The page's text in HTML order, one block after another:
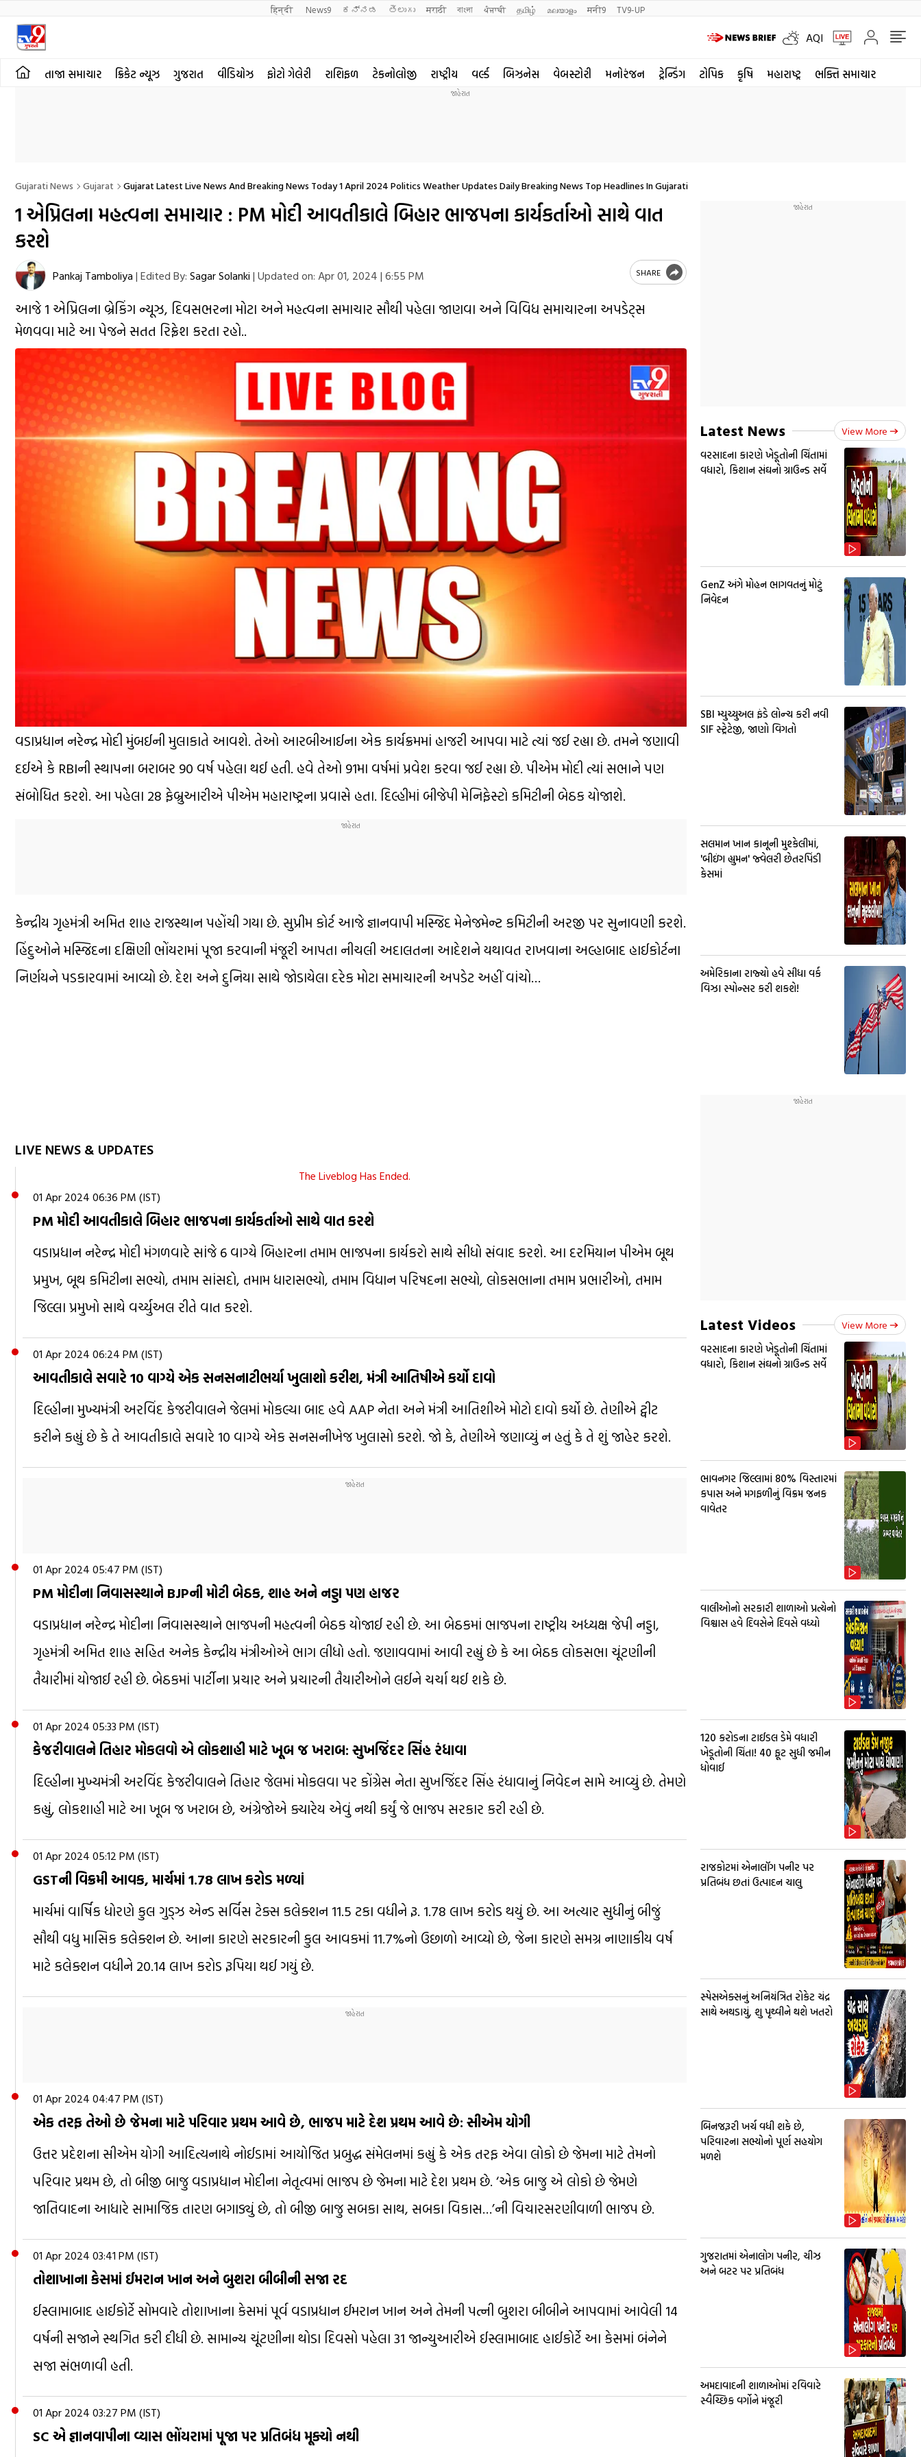
हिन्दी News9 ಕನ್ನಡ తెలుగు मराठी বাংলা ਪੰਜਾਬੀ தமிழ் മലയാളം मनी9 TV9-UP
AQI
તાજા સમાચાર ક્રિકેટ ન્યૂઝ ગુજરાત વીડિયોઝ ફોટો ગેલેરી રાશિફળ ટેકનોલોજી રાષ્ટ્રીય વર્લ્ડ બિઝનેસ વેબસ્ટોરી મનોરંજન ટ્રેન્ડિંગ ટોપિક કૃષિ મહારાષ્ટ્ર ભક્તિ સમાચાર
Gujarati News Gujarat Gujarat Latest Live News And Breaking News Today 1 April 2024 Politics Weather Updates Daily Breaking News Top Headlines In Gujarati
1 એપ્રિલના મહત્વના સમાચાર : PM મોદી આવતીકાલે બિહાર ભાજપના કાર્યકર્તાઓ સાથે વાત
કરશે
Pankaj Tamboliya | Edited By: Sagar Solanki | Updated on: Apr 01, 2024 | 6:55 PM SHARE
આજે 1 એપ્રિલના બ્રેકિંગ ન્યૂઝ, દિવસભરના મોટા અને મહત્વના સમાચાર સૌથી પહેલા જાણવા અને વિવિધ સમાચારના અપડેટ્સ
મેળવવા માટે આ પેજને સતત રિફ્રેશ કરતા રહો..
વડાપ્રધાન નરેન્દ્ર મોદી મુંબઈની મુલાકાતે આવશે. તેઓ આરબીઆઈના એક કાર્યક્રમમાં હાજરી આપવા માટે ત્યાં જઈ રહ્યા છે. તમને જણાવી
દઈએ કે RBIની સ્થાપના બરાબર 90 વર્ષ પહેલા થઈ હતી. હવે તેઓ 91મા વર્ષમાં પ્રવેશ કરવા જઈ રહ્યા છે. પીએમ મોદી ત્યાં સભાને પણ
સંબોધિત કરશે. આ પહેલા 28 ફેબ્રુઆરીએ પીએમ મહારાષ્ટ્રના પ્રવાસે હતા. દિલ્હીમાં બીજેપી મેનિફેસ્ટો કમિટીની બેઠક યોજાશે.
કેન્દ્રીય ગૃહમંત્રી અમિત શાહ રાજસ્થાન પહોંચી ગયા છે. સુપ્રીમ કોર્ટ આજે જ્ઞાનવાપી મસ્જિદ મેનેજમેન્ટ કમિટીની અરજી પર સુનાવણી કરશે.
હિંદુઓને મસ્જિદના દક્ષિણી ભોંયરામાં પૂજા કરવાની મંજૂરી આપતા નીચલી અદાલતના આદેશને યથાવત રાખવાના અલ્હાબાદ હાઈકોર્ટના
નિર્ણયને પડકારવામાં આવ્યો છે. દેશ અને દુનિયા સાથે જોડાયેલા દરેક મોટા સમાચારની અપડેટ અહીં વાંચો…
LIVE NEWS & UPDATES
The Liveblog Has Ended.
01 Apr 2024 06:36 PM (IST)
PM મોદી આવતીકાલે બિહાર ભાજપના કાર્યકર્તાઓ સાથે વાત કરશે
વડાપ્રધાન નરેન્દ્ર મોદી મંગળવારે સાંજે 6 વાગ્યે બિહારના તમામ ભાજપના કાર્યકરો સાથે સીધો સંવાદ કરશે. આ દરમિયાન પીએમ બૂથ
પ્રમુખ, બૂથ કમિટીના સભ્યો, તમામ સાંસદો, તમામ ધારાસભ્યો, તમામ વિધાન પરિષદના સભ્યો, લોકસભાના તમામ પ્રભારીઓ, તમામ
જિલ્લા પ્રમુખો સાથે વર્ચ્યુઅલ રીતે વાત કરશે.
01 Apr 2024 06:24 PM (IST)
આવતીકાલે સવારે 10 વાગ્યે એક સનસનાટીભર્યા ખુલાશો કરીશ, મંત્રી આતિષીએ કર્યો દાવો
દિલ્હીના મુખ્યમંત્રી અરવિંદ કેજરીવાલને જેલમાં મોકલ્યા બાદ હવે AAP નેતા અને મંત્રી આતિશીએ મોટો દાવો કર્યો છે. તેણીએ ટ્વીટ
કરીને કહ્યું છે કે તે આવતીકાલે સવારે 10 વાગ્યે એક સનસનીખેજ ખુલાસો કરશે. જો કે, તેણીએ જણાવ્યું ન હતું કે તે શું જાહેર કરશે.
01 Apr 2024 05:47 PM (IST)
PM મોદીના નિવાસસ્થાને BJPની મોટી બેઠક, શાહ અને નડ્ડા પણ હાજર
વડાપ્રધાન નરેન્દ્ર મોદીના નિવાસસ્થાને ભાજપની મહત્વની બેઠક યોજાઈ રહી છે. આ બેઠકમાં ભાજપના રાષ્ટ્રીય અધ્યક્ષ જેપી નડ્ડા,
ગૃહમંત્રી અમિત શાહ સહિત અનેક કેન્દ્રીય મંત્રીઓએ ભાગ લીધો હતો. જણાવવામાં આવી રહ્યું છે કે આ બેઠક લોકસભા ચૂંટણીની
તૈયારીમાં યોજાઈ રહી છે. બેઠકમાં પાર્ટીના પ્રચાર અને પ્રચારની તૈયારીઓને લઈને ચર્ચા થઈ શકે છે.
01 Apr 2024 05:33 PM (IST)
કેજરીવાલને તિહાર મોકલવો એ લોકશાહી માટે ખૂબ જ ખરાબ: સુખજિંદર સિંહ રંધાવા
દિલ્હીના મુખ્યમંત્રી અરવિંદ કેજરીવાલને તિહાર જેલમાં મોકલવા પર કોંગ્રેસ નેતા સુખજિંદર સિંહ રંધાવાનું નિવેદન સામે આવ્યું છે. તેમણે
કહ્યું, લોકશાહી માટે આ ખૂબ જ ખરાબ છે, અંગ્રેજોએ ક્યારેય એવું નથી કર્યું જે ભાજપ સરકાર કરી રહી છે.
01 Apr 2024 05:12 PM (IST)
GSTની વિક્રમી આવક, માર્ચમાં 1.78 લાખ કરોડ મળ્યાં
માર્ચમાં વાર્ષિક ધોરણે કુલ ગુડ્ઝ એન્ડ સર્વિસ ટેક્સ કલેક્શન 11.5 ટકા વધીને રૂ. 1.78 લાખ કરોડ થયું છે. આ અત્યાર સુધીનું બીજું
સૌથી વધુ માસિક કલેક્શન છે. આના કારણે સરકારની કુલ આવકમાં 11.7%નો ઉછાળો આવ્યો છે, જેના કારણે સમગ્ર નાણાકીય વર્ષ
માટે કલેક્શન વધીને 20.14 લાખ કરોડ રૂપિયા થઈ ગયું છે.
01 Apr 2024 04:47 PM (IST)
એક તરફ તેઓ છે જેમના માટે પરિવાર પ્રથમ આવે છે, ભાજપ માટે દેશ પ્રથમ આવે છે: સીએમ યોગી
ઉત્તર પ્રદેશના સીએમ યોગી આદિત્યનાથે નોઈડામાં આયોજિત પ્રબુદ્ધ સંમેલનમાં કહ્યું કે એક તરફ એવા લોકો છે જેમના માટે તેમનો
પરિવાર પ્રથમ છે, તો બીજી બાજુ વડાપ્રધાન મોદીના નેતૃત્વમાં ભાજપ છે જેમના માટે દેશ પ્રથમ છે. ‘એક બાજુ એ લોકો છે જેમણે
જાતિવાદના આધારે સામાજિક તારણ બગાડ્યું છે, તો બીજી બાજુ સબકા સાથ, સબકા વિકાસ…’ની વિચારસરણીવાળી ભાજપ છે.
01 Apr 2024 03:41 PM (IST)
તોશાખાના કેસમાં ઈમરાન ખાન અને બુશરા બીબીની સજા રદ
ઈસ્લામાબાદ હાઈકોર્ટે સોમવારે તોશાખાના કેસમાં પૂર્વ વડાપ્રધાન ઈમરાન ખાન અને તેમની પત્ની બુશરા બીબીને આપવામાં આવેલી 14
વર્ષની સજાને સ્થગિત કરી દીધી છે. સામાન્ય ચૂંટણીના થોડા દિવસો પહેલા 31 જાન્યુઆરીએ ઈસ્લામાબાદ હાઈકોર્ટે આ કેસમાં બંનેને
સજા સંભળાવી હતી.
01 Apr 2024 03:27 PM (IST)
SC એ જ્ઞાનવાપીના વ્યાસ ભોંયરામાં પૂજા પર પ્રતિબંધ મૂક્યો નથી
Latest News View More
વરસાદના કારણે ખેડૂતોની ચિંતામાં
વધારો, કિશાન સંઘનો ગ્રાઉન્ડ સર્વે
GenZ અંગે મોહન ભાગવતનું મોટું
નિવેદન
SBI મ્યુચ્યુઅલ ફંડે લોન્ચ કરી નવી
SIF સ્ટ્રેટેજી, જાણો વિગતો
સલમાન ખાન કાનૂની મુશ્કેલીમાં,
'બીઇંગ હ્યુમન' જ્વેલરી છેતરપિંડી
કેસમાં
અમેરિકાના રાજ્યો હવે સીધા વર્ક
વિઝા સ્પોન્સર કરી શકશે!
Latest Videos View More
વરસાદના કારણે ખેડૂતોની ચિંતામાં
વધારો, કિશાન સંઘનો ગ્રાઉન્ડ સર્વે
ભાવનગર જિલ્લામાં 80% વિસ્તારમાં
કપાસ અને મગફળીનું વિક્રમ જનક
વાવેતર
વાલીઓનો સરકારી શાળાઓ પ્રત્યેનો
વિશ્વાસ હવે દિવસેને દિવસે વધ્યો
₹120 કરોડના ટાઈડલ ડેમે વધારી
ખેડૂતોની ચિંતા! 40 ફૂટ સુધી જમીન
ધોવાઈ
રાજકોટમાં એનાલૉગ પનીર પર
પ્રતિબંધ છતાં ઉત્પાદન ચાલુ
સ્પેસએક્સનું અનિયંત્રિત રોકેટ ચંદ્ર
સાથે અથડાયું, શુ પૃથ્વીને થશે ખતરો
બિનજરૂરી ખર્ચ વધી શકે છે,
પરિવારના સભ્યોનો પૂર્ણ સહયોગ
મળશે
ગુજરાતમાં એનાલોગ પનીર, ચીઝ
અને બટર પર પ્રતિબંધ
અમદાવાદની શાળાઓમાં રવિવારે
સ્વૈચ્છિક વર્ગોને મંજૂરી